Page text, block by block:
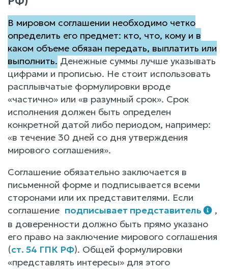
В мировом соглашении необходимо четко
определить его предмет: кто, что, кому и в
каком объеме обязан передать, выплатить или
выполнить. Денежные суммы лучше указывать
цифрами и прописью. Не стоит использовать
расплывчатые формулировки вроде
«частично» или «в разумный срок». Срок
исполнения должен быть определен
конкретной датой либо периодом, например:
«в течение 30 дней со дня утверждения
мирового соглашения».
Соглашение обязательно заключается в
письменной форме и подписывается всеми
сторонами или их представителями. Если
соглашение подписывает представитель
,
в доверенности должно быть прямо указано
его право на заключение мирового соглашения
(ст. 54 ГПК РФ). Общей формулировки
«представлять интересы» для этого